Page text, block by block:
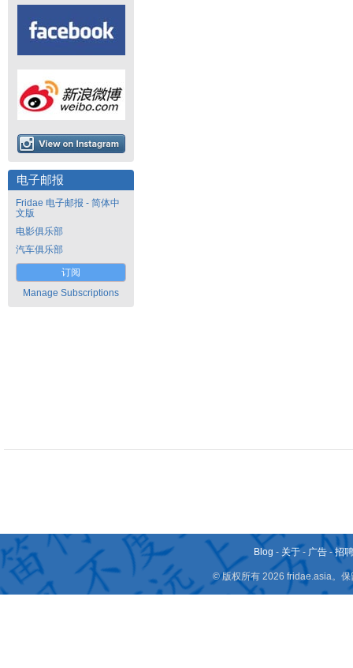
电子邮报
Fridae 电子邮报 - 简体中
文版
电影俱乐部
汽车俱乐部
订阅
Manage Subscriptions
Blog - 关于 - 广告 -招
© 版权所有 2026 fridae.asia。